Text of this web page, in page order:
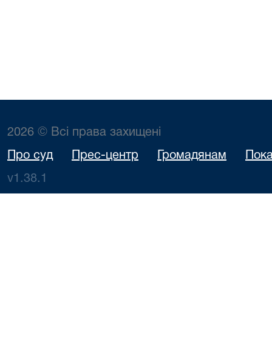
2026 © Всі права захищені
Про суд Прес-центр Громадянам
v1.38.1